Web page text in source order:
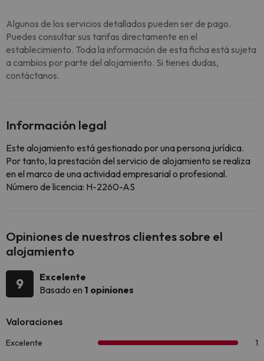
Algunos de los servicios detallados pueden ser de pago.
Puedes consultar sus tarifas directamente en el
establecimiento. Toda la información de esta ficha está sujeta
a cambios por parte del alojamiento. Si tienes dudas,
contáctanos.
Información legal
Este alojamiento está gestionado por una persona jurídica.
Por tanto, la prestación del servicio de alojamiento se realiza
en el marco de una actividad empresarial o profesional.
Número de licencia: H-2260-AS
Opiniones de nuestros clientes sobre el
alojamiento
9
Excelente
Basado en 1 opiniones